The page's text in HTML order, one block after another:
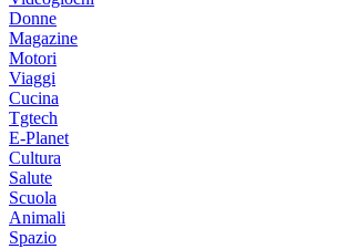
Donne
Magazine
Motori
Viaggi
Cucina
Tgtech
E-Planet
Cultura
Salute
Scuola
Animali
Spazio